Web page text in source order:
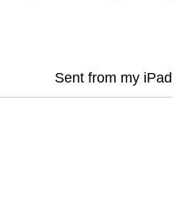
Sent from my iPad